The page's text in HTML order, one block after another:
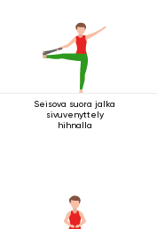
Seisova suora jalka
sivuvenyttely
hihnalla